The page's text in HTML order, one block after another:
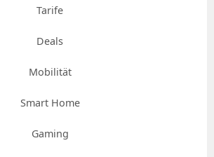
Tarife
Deals
Mobilität
Smart Home
Gaming